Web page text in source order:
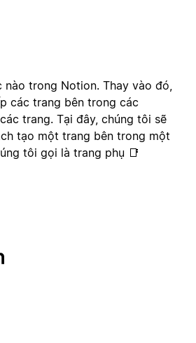
nào trong Notion. Thay vào đó,
các trang bên trong các
trang. Tại đây, chúng tôi sẽ
tạo một trang bên trong một
tôi gọi là trang phụ 📑